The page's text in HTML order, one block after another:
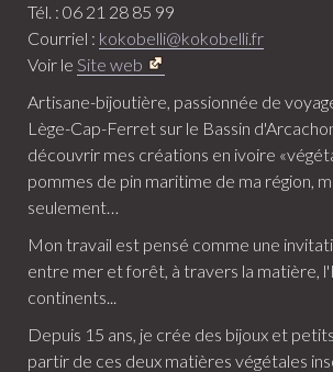
Tél. : 06 21 28 85 99
Courriel : kokobelli@kokobelli.fr
Voir le Site web
Artisane-bijoutière, passionnée de
Lège-Cap-Ferret sur le Bassin
découvrir mes créations en ivoire
pommes de pin maritime de ma région,
seulement…
Mon travail est pensé comme une
entre mer et forêt, à travers la matière,
continents...
Depuis 15 ans, je crée des bijoux et
partir de ces deux matières végétales